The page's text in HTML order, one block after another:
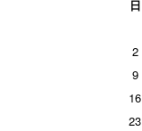
日
2
9
16
23